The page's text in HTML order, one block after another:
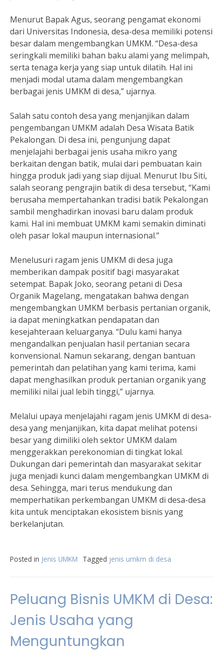
Menurut Bapak Agus, seorang pengamat ekonomi
dari Universitas Indonesia, desa-desa memiliki potensi
besar dalam mengembangkan UMKM. “Desa-desa
seringkali memiliki bahan baku alami yang melimpah,
serta tenaga kerja yang siap untuk dilatih. Hal ini
menjadi modal utama dalam mengembangkan
berbagai jenis UMKM di desa,” ujarnya.
Salah satu contoh desa yang menjanjikan dalam
pengembangan UMKM adalah Desa Wisata Batik
Pekalongan. Di desa ini, pengunjung dapat
menjelajahi berbagai jenis usaha mikro yang
berkaitan dengan batik, mulai dari pembuatan kain
hingga produk jadi yang siap dijual. Menurut Ibu Siti,
salah seorang pengrajin batik di desa tersebut, “Kami
berusaha mempertahankan tradisi batik Pekalongan
sambil menghadirkan inovasi baru dalam produk
kami. Hal ini membuat UMKM kami semakin diminati
oleh pasar lokal maupun internasional.”
Menelusuri ragam jenis UMKM di desa juga
memberikan dampak positif bagi masyarakat
setempat. Bapak Joko, seorang petani di Desa
Organik Magelang, mengatakan bahwa dengan
mengembangkan UMKM berbasis pertanian organik,
ia dapat meningkatkan pendapatan dan
kesejahteraan keluarganya. “Dulu kami hanya
mengandalkan penjualan hasil pertanian secara
konvensional. Namun sekarang, dengan bantuan
pemerintah dan pelatihan yang kami terima, kami
dapat menghasilkan produk pertanian organik yang
memiliki nilai jual lebih tinggi,” ujarnya.
Melalui upaya menjelajahi ragam jenis UMKM di desa-
desa yang menjanjikan, kita dapat melihat potensi
besar yang dimiliki oleh sektor UMKM dalam
menggerakkan perekonomian di tingkat lokal.
Dukungan dari pemerintah dan masyarakat sekitar
juga menjadi kunci dalam mengembangkan UMKM di
desa. Sehingga, mari terus mendukung dan
memperhatikan perkembangan UMKM di desa-desa
kita untuk menciptakan ekosistem bisnis yang
berkelanjutan.
Posted in Jenis UMKM Tagged jenis umkm di desa
Peluang Bisnis UMKM di Desa:
Jenis Usaha yang
Menguntungkan